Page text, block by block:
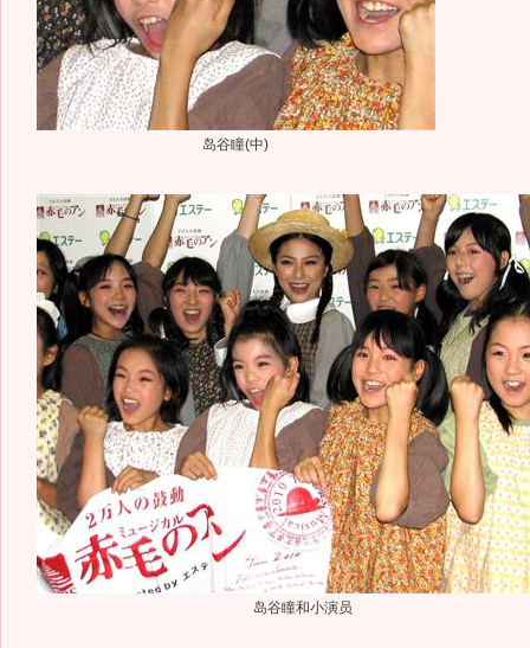
岛谷瞳(中)
岛谷瞳和小演员